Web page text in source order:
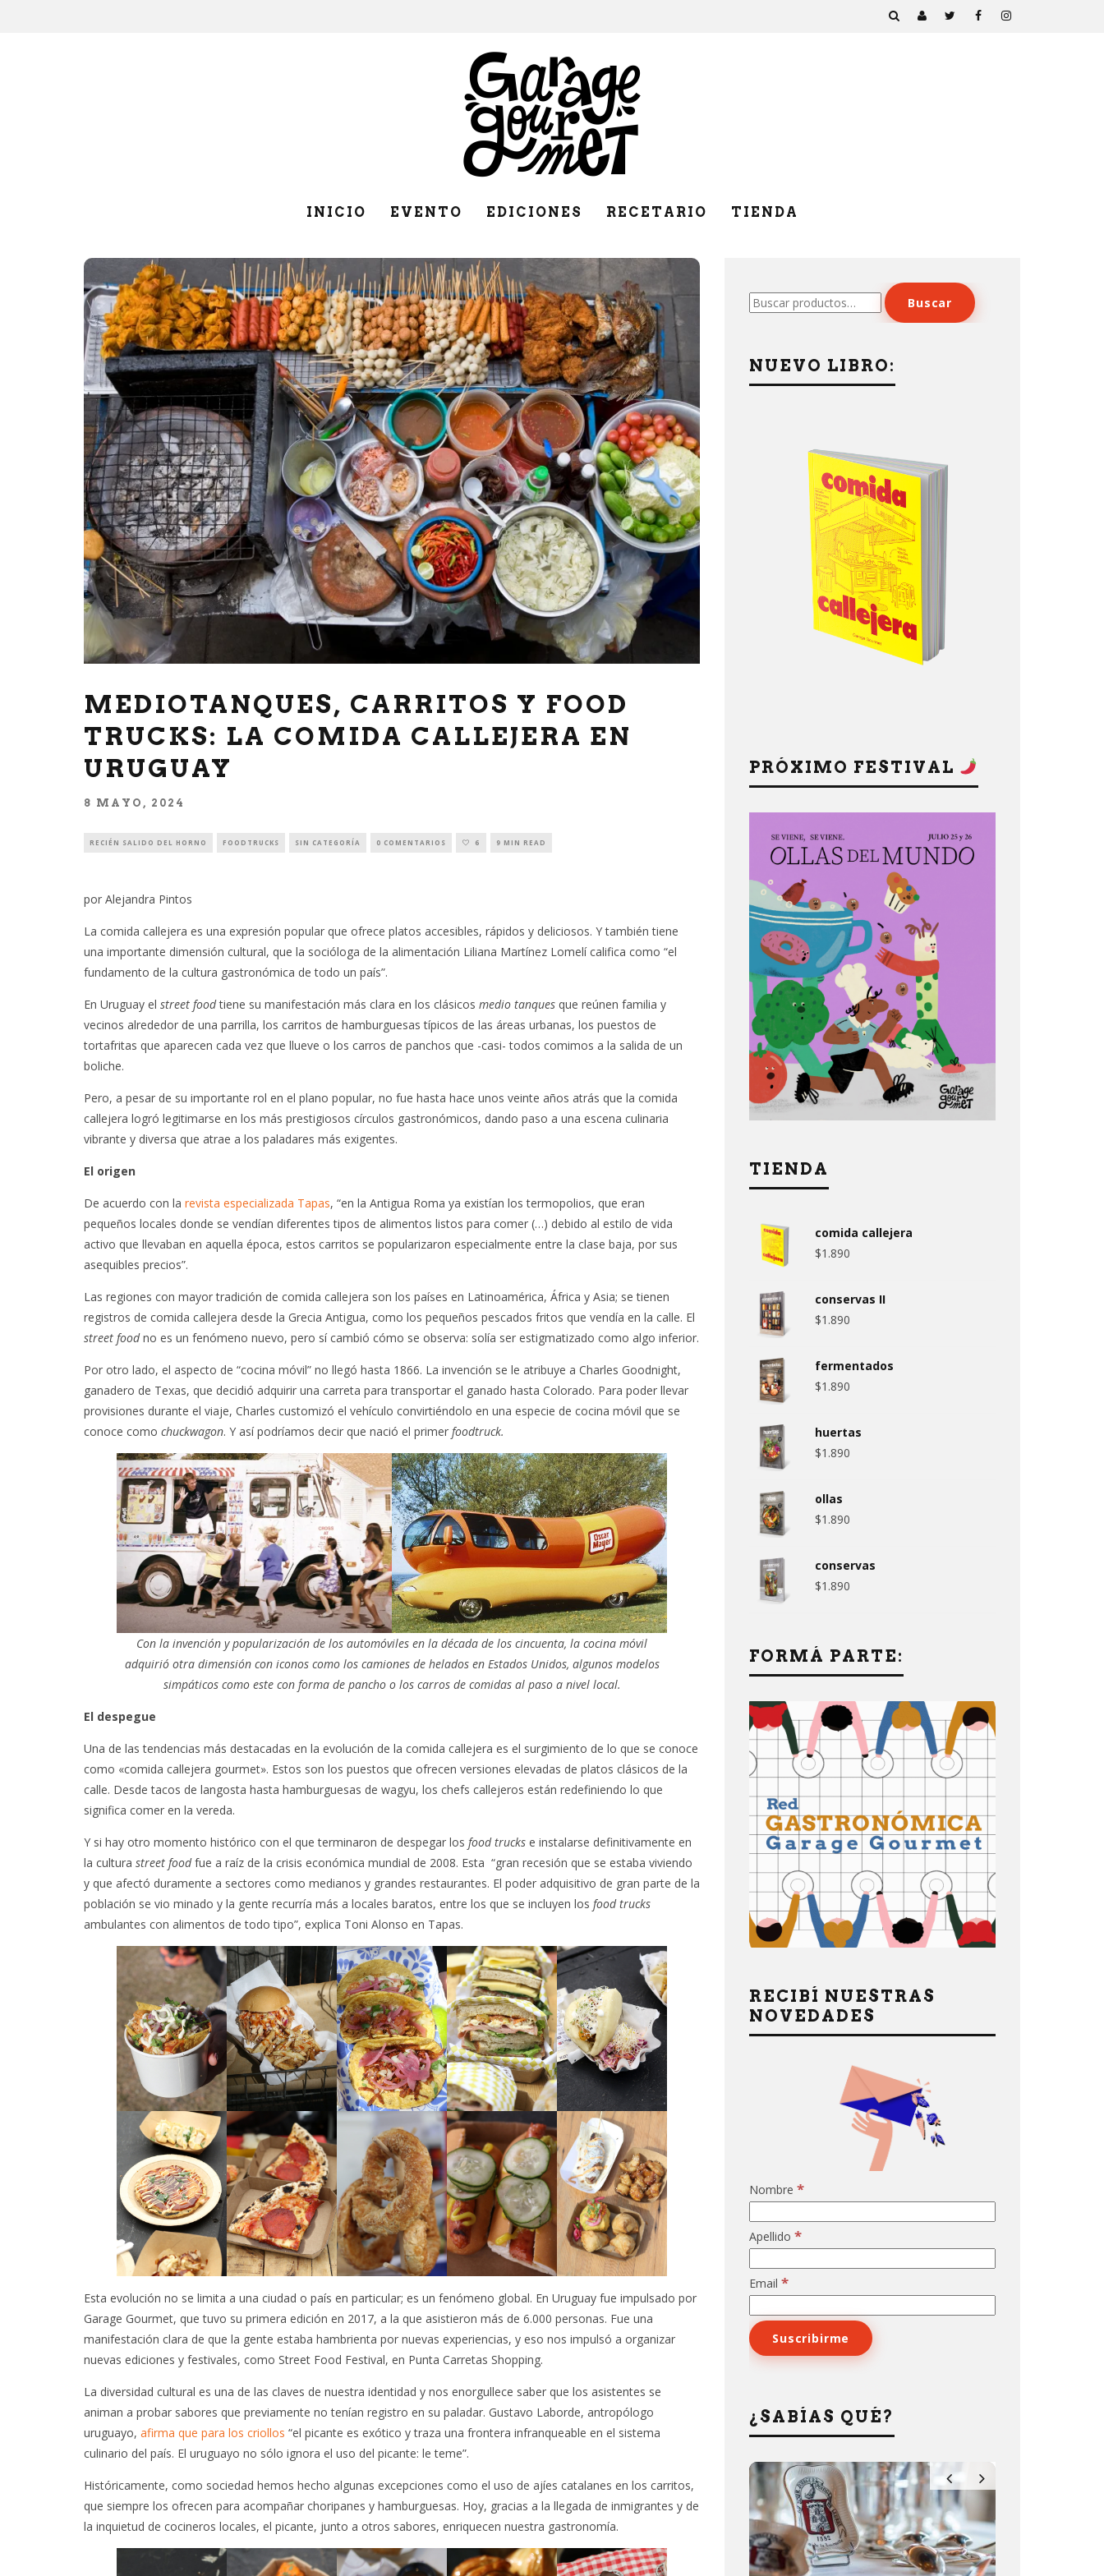
INICIO EVENTO EDICIONES RECETARIO TIENDA
MEDIOTANQUES, CARRITOS Y FOOD
TRUCKS: LA COMIDA CALLEJERA EN
URUGUAY
8 MAYO, 2024
RECIÉN SALIDO DEL HORNO FOODTRUCKS SIN CATEGORÍA 0 COMENTARIOS 6 9 MIN READ
por Alejandra Pintos
La comida callejera es una expresión popular que ofrece platos accesibles, rápidos y deliciosos. Y también tiene
una importante dimensión cultural, que la socióloga de la alimentación Liliana Martínez Lomelí califica como “el
fundamento de la cultura gastronómica de todo un país”.
En Uruguay el street foodtiene su manifestación más clara en los clásicos medio tanques que reúnen familia y
vecinos alrededor de una parrilla, los carritos de hamburguesas típicos de las áreas urbanas, los puestos de
tortafritas que aparecen cada vez que llueve o los carros de panchos que -casi- todos comimos a la salida de un
boliche.
Pero, a pesar de su importante rol en el plano popular, no fue hasta hace unos veinte años atrás que la comida
callejera logró legitimarse en los más prestigiosos círculos gastronómicos, dando paso a una escena culinaria
vibrante y diversa que atrae a los paladares más exigentes.
El origen
De acuerdo con la revista especializada Tapas, “en la Antigua Roma ya existían los termopolios, que eran
pequeños locales donde se vendían diferentes tipos de alimentos listos para comer (…) debido al estilo de vida
activo que llevaban en aquella época, estos carritos se popularizaron especialmente entre la clase baja, por sus
asequibles precios”.
Las regiones con mayor tradición de comida callejera son los países en Latinoamérica, África y Asia; se tienen
registros de comida callejera desde la Grecia Antigua, como los pequeños pescados fritos que vendía en la calle. El
street foodno es un fenómeno nuevo, pero sí cambió cómo se observa: solía ser estigmatizado como algo inferior.
Por otro lado, el aspecto de “cocina móvil” no llegó hasta 1866. La invención se le atribuye a Charles Goodnight,
ganadero de Texas, que decidió adquirir una carreta para transportar el ganado hasta Colorado. Para poder llevar
provisiones durante el viaje, Charles customizó el vehículo convirtiéndolo en una especie de cocina móvil que se
conoce como chuckwagon. Y así podríamos decir que nació el primer foodtruck.
Con la invención y popularización de los automóviles en la década de los cincuenta, la cocina móvil
adquirió otra dimensión con iconos como los camiones de helados en Estados Unidos, algunos modelos
simpáticos como este con forma de pancho o los carros de comidas al paso a nivel local.
El despegue
Una de las tendencias más destacadas en la evolución de la comida callejera es el surgimiento de lo que se conoce
como «comida callejera gourmet». Estos son los puestos que ofrecen versiones elevadas de platos clásicos de la
calle. Desde tacos de langosta hasta hamburguesas de wagyu, los chefs callejeros están redefiniendo lo que
significa comer en la vereda.
Y si hay otro momento histórico con el que terminaron de despegar los food trucks e instalarse definitivamente en
la cultura street foodfue a raíz de la crisis económica mundial de 2008. Esta “gran recesión que se estaba viviendo
y que afectó duramente a sectores como medianos y grandes restaurantes. El poder adquisitivo de gran parte de la
población se vio minado y la gente recurría más a locales baratos, entre los que se incluyen los food trucks
ambulantes con alimentos de todo tipo”, explica Toni Alonso en Tapas.
Esta evolución no se limita a una ciudad o país en particular; es un fenómeno global. En Uruguay fue impulsado por
Garage Gourmet, que tuvo su primera edición en 2017, a la que asistieron más de 6.000 personas. Fue una
manifestación clara de que la gente estaba hambrienta por nuevas experiencias, y eso nos impulsó a organizar
nuevas ediciones y festivales, como Street Food Festival, en Punta Carretas Shopping.
La diversidad cultural es una de las claves de nuestra identidad y nos enorgullece saber que los asistentes se
animan a probar sabores que previamente no tenían registro en su paladar. Gustavo Laborde, antropólogo
uruguayo, afirma que para los criollos “el picante es exótico y traza una frontera infranqueable en el sistema
culinario del país. El uruguayo no sólo ignora el uso del picante: le teme”.
Históricamente, como sociedad hemos hecho algunas excepciones como el uso de ajíes catalanes en los carritos,
que siempre los ofrecen para acompañar choripanes y hamburguesas. Hoy, gracias a la llegada de inmigrantes y de
la inquietud de cocineros locales, el picante, junto a otros sabores, enriquecen nuestra gastronomía.
Buscar
por:
Buscar
NUEVO LIBRO:
PRÓXIMO FESTIVAL
TIENDA
comida callejera
$1.890
conservas II
$1.890
fermentados
$1.890
huertas
$1.890
ollas
$1.890
conservas
$1.890
FORMÁ PARTE:
RECIBÍ NUESTRAS
NOVEDADES
Nombre *
Apellido *
Email *
¿SABÍAS QUÉ?